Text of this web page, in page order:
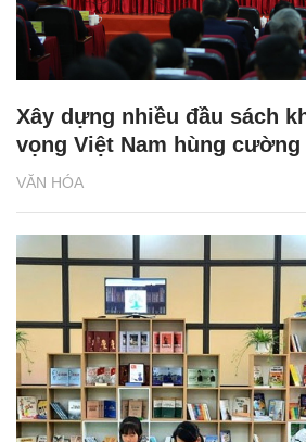
VĂN HÓA
Xây dựng nhiều đầu sách
vọng Việt Nam hùng cường